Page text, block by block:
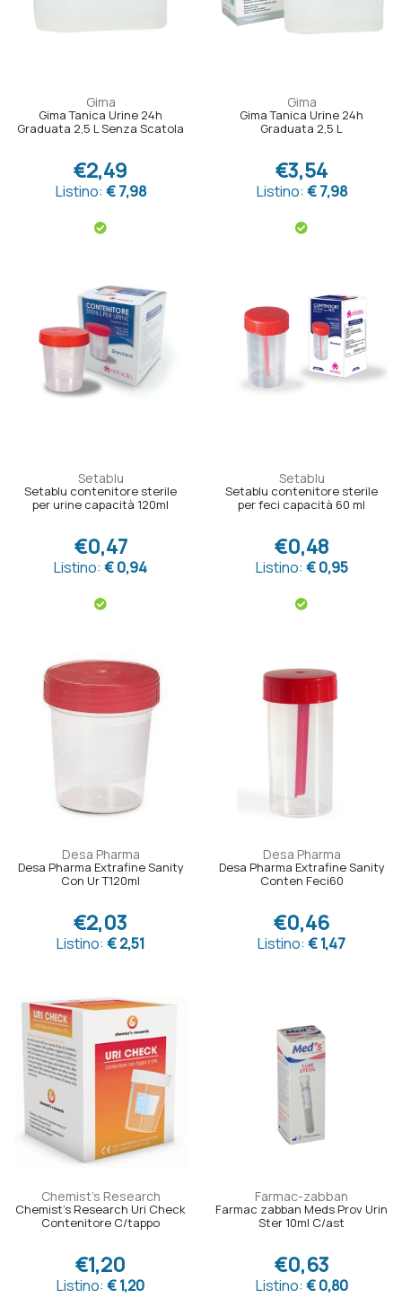
Gima
Gima Tanica Urine 24h
Graduata 2,5 L Senza Scatola
€2,49
Listino: € 7,98
Gima
Gima Tanica Urine 24h
Graduata 2,5 L
€3,54
Listino: € 7,98
Setablu
Setablu contenitore sterile
per urine capacità 120ml
€0,47
Listino: € 0,94
Setablu
Setablu contenitore sterile
per feci capacità 60 ml
€0,48
Listino: € 0,95
Desa Pharma
Desa Pharma Extrafine Sanity
Con Ur T120ml
€2,03
Listino: € 2,51
Desa Pharma
Desa Pharma Extrafine Sanity
Conten Feci60
€0,46
Listino: € 1,47
Chemist's Research
Chemist's Research Uri Check
Contenitore C/tappo
€1,20
Listino: € 1,20
Farmac-zabban
Farmac zabban Meds Prov Urin
Ster 10ml C/ast
€0,63
Listino: € 0,80